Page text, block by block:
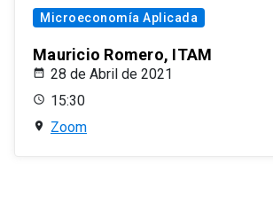
Microeconomía Aplicada
Mauricio Romero, ITAM
28 de Abril de 2021
15:30
Zoom